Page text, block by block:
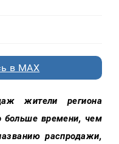
в MAX
жители региона
больше времени, чем
распродажи,